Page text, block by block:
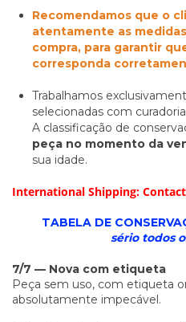
Recomendamos que o
atentamente as
compra, para garantir
corresponda
Trabalhamos
selecionadas com
A classificação de
peça no momento da
sua idade.
International Shipping:
TABELA DE
sério todos
7/7 — Nova com etiqueta
Peça sem uso, com etiqueta
absolutamente impecável.